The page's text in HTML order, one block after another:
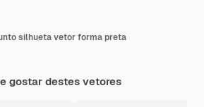
silhueta vetor forma preta
gostar destes vetores